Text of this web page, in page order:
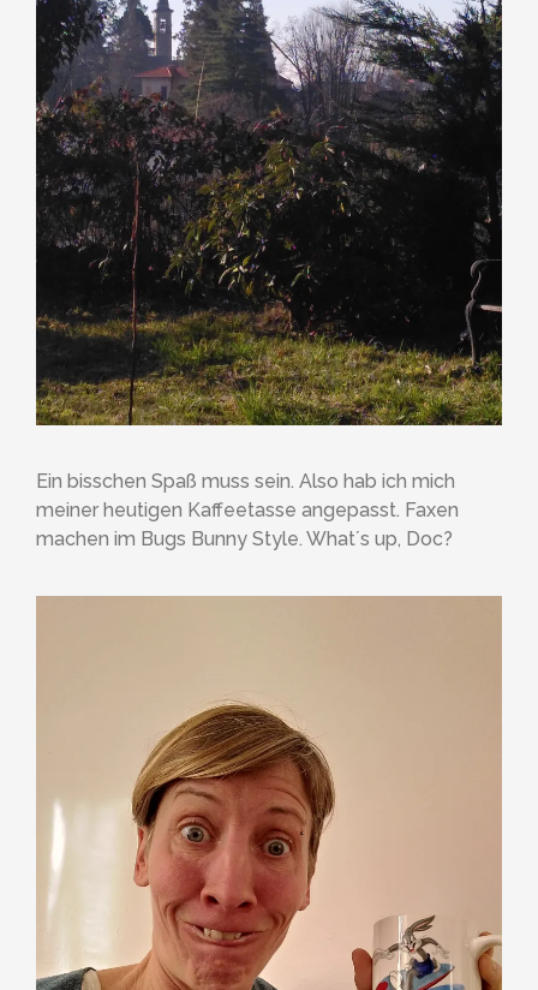
Ein bisschen Spaß muss sein. Also hab ich mich
meiner heutigen Kaffeetasse angepasst. Faxen
machen im Bugs Bunny Style. What´s up, Doc?